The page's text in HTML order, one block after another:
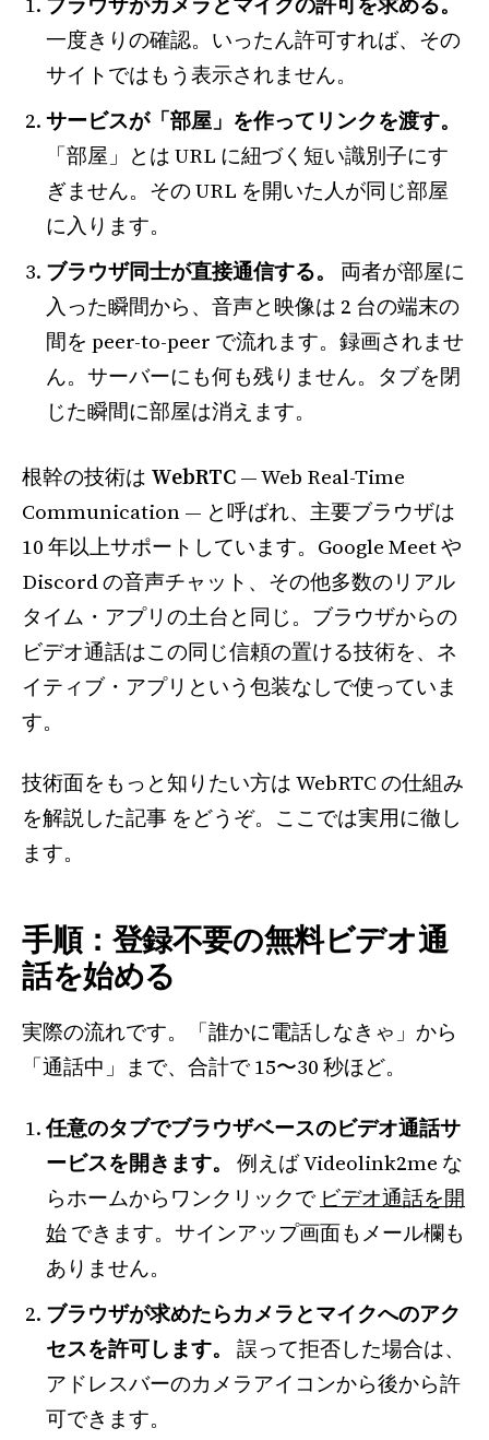
一度きりの確認。いったん許可すれば、その
サイトではもう表示されません。
サービスが「部屋」を作ってリンクを渡す。
「部屋」とは URL に紐づく短い識別子にす
ぎません。その URL を開いた人が同じ部屋
に入ります。
ブラウザ同士が直接通信する。
両者が部屋に
入った瞬間から、音声と映像は 2 台の端末の
間を peer-to-peer で流れます。録画されませ
ん。サーバーにも何も残りません。タブを閉
じた瞬間に部屋は消えます。
根幹の技術は WebRTC— Web Real-Time
Communication — と呼ばれ、主要ブラウザは
10 年以上サポートしています。Google Meet や
Discord の音声チャット、その他多数のリアル
タイム・アプリの土台と同じ。ブラウザからの
ビデオ通話はこの同じ信頼の置ける技術を、ネ
イティブ・アプリという包装なしで使っていま
す。
技術面をもっと知りたい方は WebRTC の仕組み
を解説した記事 をどうぞ。ここでは実用に徹し
ます。
手順：登録不要の無料ビデオ通
話を始める
実際の流れです。「誰かに電話しなきゃ」から
「通話中」まで、合計で 15〜30 秒ほど。
任意のタブでブラウザベースのビデオ通話サ
ービスを開きます。
例えば Videolink2me な
らホームからワンクリックで ビデオ通話を開
始できます。サインアップ画面もメール欄も
ありません。
ブラウザが求めたらカメラとマイクへのアク
セスを許可します。
誤って拒否した場合は、
アドレスバーのカメラアイコンから後から許
可できます。